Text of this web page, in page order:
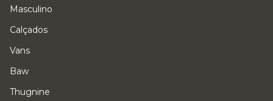
Masculino
Calçados
Vans
Baw
Thugnine